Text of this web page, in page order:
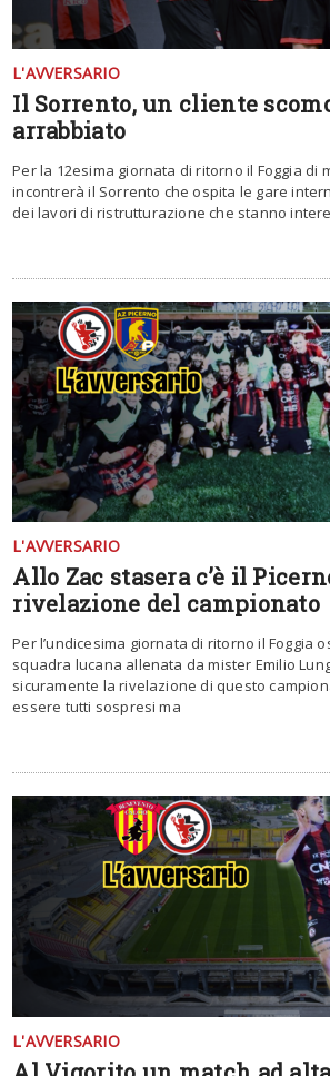
L'AVVERSARIO
Il Sorrento, un cliente
arrabbiato
Per la 12esima giornata di ritorno il Foggia di
incontrerà il Sorrento che ospita le gare
dei lavori di ristrutturazione che stanno
L'AVVERSARIO
Allo Zac stasera c’è il
rivelazione del campionato
Per l’undicesima giornata di ritorno il Foggia
squadra lucana allenata da mister Emilio
sicuramente la rivelazione di questo
essere tutti sospresi ma
L'AVVERSARIO